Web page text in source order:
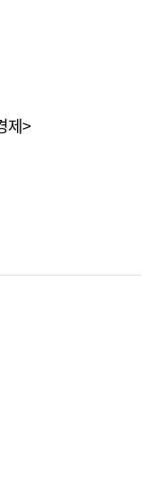
제>